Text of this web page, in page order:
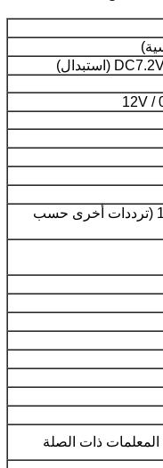
300MH ~ 860MHz يخطو في 1MHz (ترددات أخرى حسب